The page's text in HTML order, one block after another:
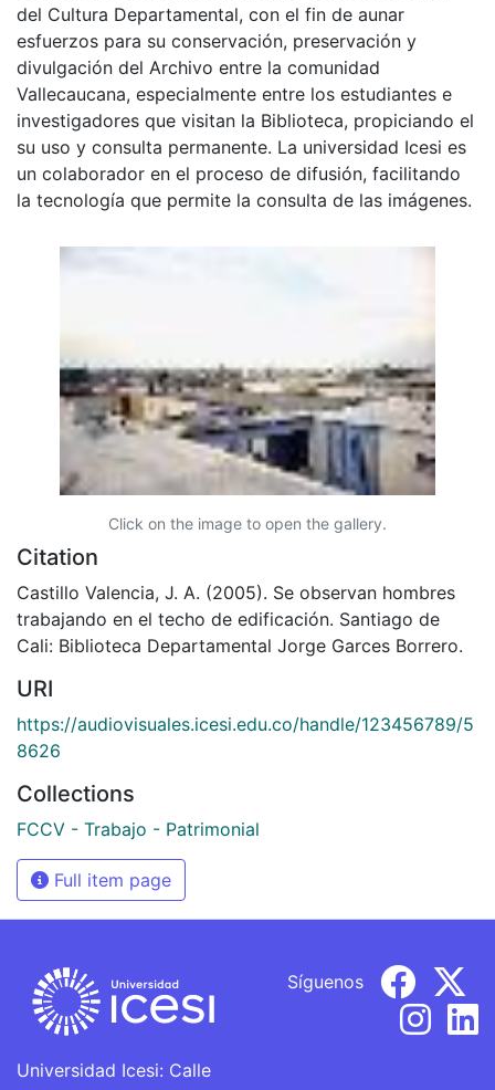
del Cultura Departamental, con el fin de aunar
esfuerzos para su conservación, preservación y
divulgación del Archivo entre la comunidad
Vallecaucana, especialmente entre los estudiantes e
investigadores que visitan la Biblioteca, propiciando el
su uso y consulta permanente. La universidad Icesi es
un colaborador en el proceso de difusión, facilitando
la tecnología que permite la consulta de las imágenes.
Click on the image to open the gallery.
Citation
Castillo Valencia, J. A. (2005). Se observan hombres
trabajando en el techo de edificación. Santiago de
Cali: Biblioteca Departamental Jorge Garces Borrero.
URI
https://audiovisuales.icesi.edu.co/handle/123456789/5
8626
Collections
FCCV - Trabajo - Patrimonial
Full item page
Universidad Icesi: Calle
Síguenos